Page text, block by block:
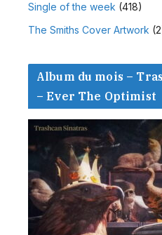
Single of the week (418)
The Smiths Cover Artwork
Album du mois –
– Ever The Optimist